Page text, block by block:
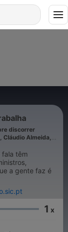
discorrer
Almeida,
Araújo
fala têm
a gente faz é
1 x